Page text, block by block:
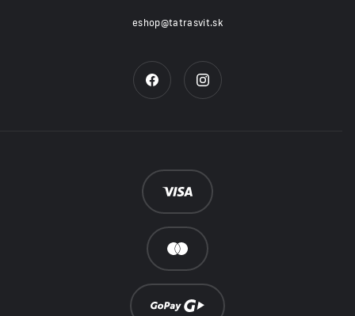
eshop@tatrasvit.sk